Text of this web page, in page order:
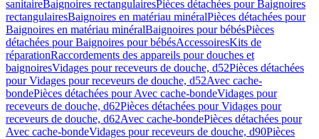
sanitaireBaignoires rectangulairesPièces détachées pour Baignoires
rectangulairesBaignoires en matériau minéralPièces détachées pour
Baignoires en matériau minéralBaignoires pour bébésPièces
détachées pour Baignoires pour bébésAccessoiresKits de
réparationRaccordements des appareils pour douches et
baignoiresVidages pour receveurs de douche, d52Pièces détachées
pour Vidages pour receveurs de douche, d52Avec cache-
bondePièces détachées pour Avec cache-bondeVidages pour
receveurs de douche, d62Pièces détachées pour Vidages pour
receveurs de douche, d62Avec cache-bondePièces détachées pour
Avec cache-bondeVidages pour receveurs de douche, d90Pièces